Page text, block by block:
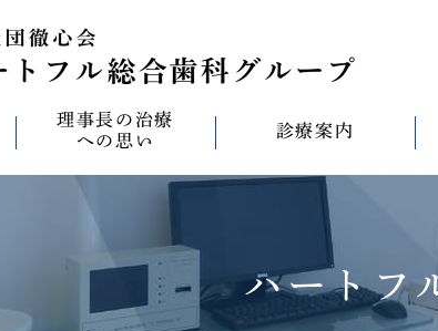
理事長の治療
への思い
CAD/CAM（オールセラミック治
療）への思い
バイコンインプラントへの思い
診療案内
診療案内一覧
セラミック治療
ハートフ